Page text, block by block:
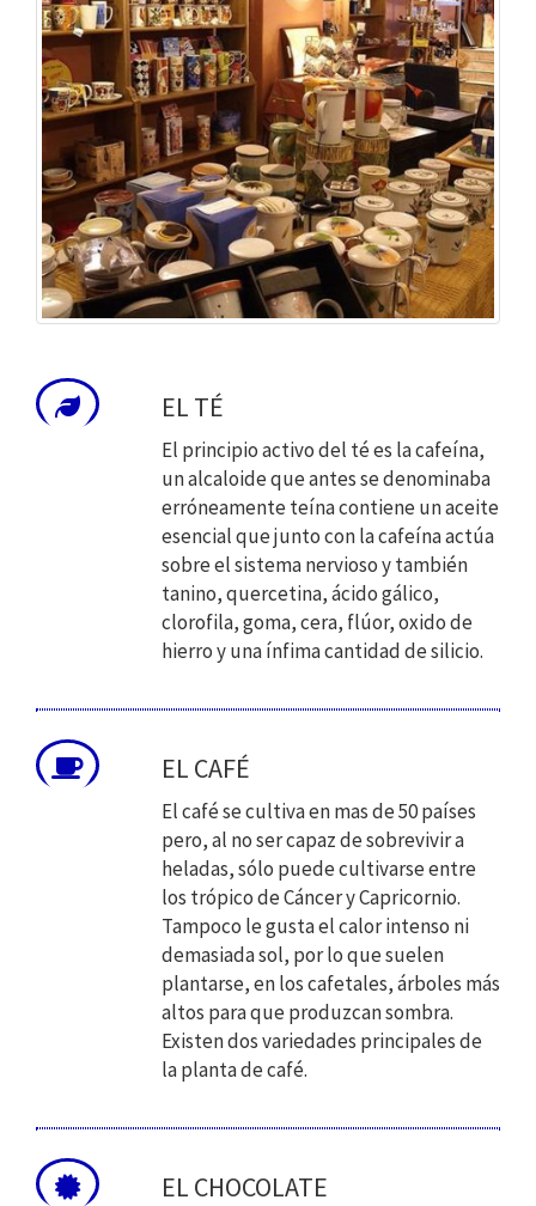
EL TÉ
El principio activo del té es la cafeína,
un alcaloide que antes se denominaba
erróneamente teína contiene un aceite
esencial que junto con la cafeína actúa
sobre el sistema nervioso y también
tanino, quercetina, ácido gálico,
clorofila, goma, cera, flúor, oxido de
hierro y una ínfima cantidad de silicio.
EL CAFÉ
El café se cultiva en mas de 50 países
pero, al no ser capaz de sobrevivir a
heladas, sólo puede cultivarse entre
los trópico de Cáncer y Capricornio.
Tampoco le gusta el calor intenso ni
demasiada sol, por lo que suelen
plantarse, en los cafetales, árboles más
altos para que produzcan sombra.
Existen dos variedades principales de
la planta de café.
EL CHOCOLATE